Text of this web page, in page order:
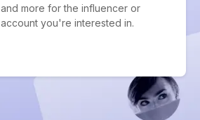
and more for the influencer or
account you're interested in.